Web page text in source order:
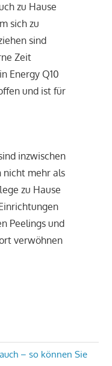
zu Hause
sich zu
sind
Zeit
Energy Q10
und ist für
inzwischen
nicht mehr als
zu Hause
Peelings und
verwöhnen
– so können Sie